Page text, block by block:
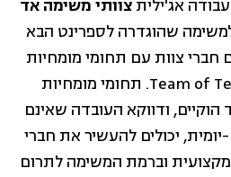
אג'ילית צוותי משימה אד
שהוגדרה לספרינט הבא
חברי צוות עם תחומי מומחיות
שונים ומשלימים – Team of Teams. תחומי מומחיות
הוקיים, ודווקא העובדה שאינם
יכולים להעשיר את חברי
וברמת המשימה לתרום